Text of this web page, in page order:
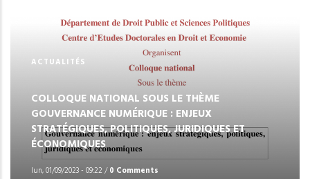
ACTUALITÉS
COLLOQUE NATIONAL SOUS LE THÈME
GOUVERNANCE NUMÉRIQUE : ENJEUX
STRATÉGIQUES, POLITIQUES, JURIDIQUES ET
ÉCONOMIQUES
lun, 01/09/2023 - 09:22 /0 Comments